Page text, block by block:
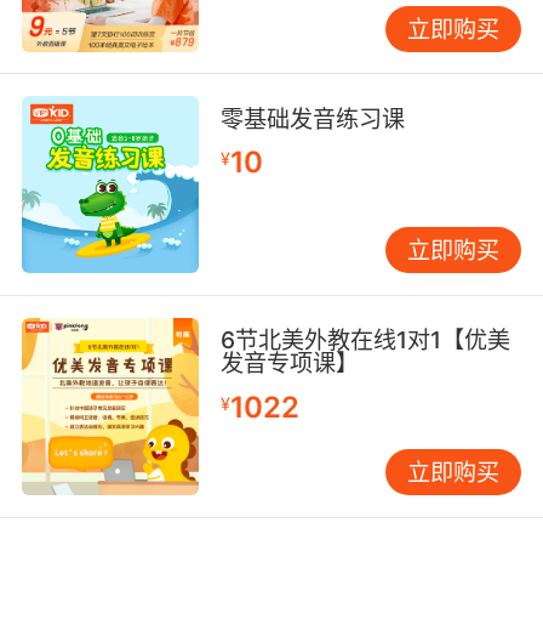
立即购买
零基础发音练习课
¥10
立即购买
6节北美外教在线1对1【优美
发音专项课】
¥1022
立即购买